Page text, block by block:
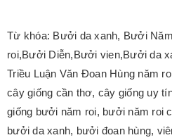
Từ khóa: Bưởi da xanh, Bưởi
roi,Bưởi Diễn,Bưởi vien,Bưởi da
Triều Luận Văn Đoan Hùng năm
cây giống cần thơ, cây giống uy
giống bưởi năm roi, bưởi năm roi
bưởi da xanh, bưởi đoan hùng,